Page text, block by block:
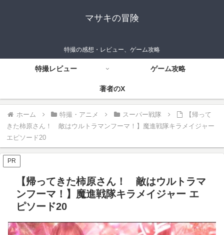
マサキの冒険
特撮の感想・レビュー、ゲーム攻略
特撮レビュー ゲーム攻略
著者のX
ホーム 特撮・アニメ スーパー戦隊
【帰って
きた柿原さん！ 敵はウルトラマンフーマ！】魔進戦隊キラメイジャー
エピソード20
PR
【帰ってきた柿原さん！ 敵はウルトラマ
ンフーマ！】魔進戦隊キラメイジャー エ
ピソード20